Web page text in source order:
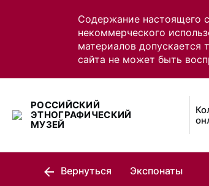
Содержание настоящего
некоммерческого
материалов допускается
сайта не может быть
РОССИЙСКИЙ
ЭТНОГРАФИЧЕСКИЙ
МУЗЕЙ
Вернуться Экспонаты